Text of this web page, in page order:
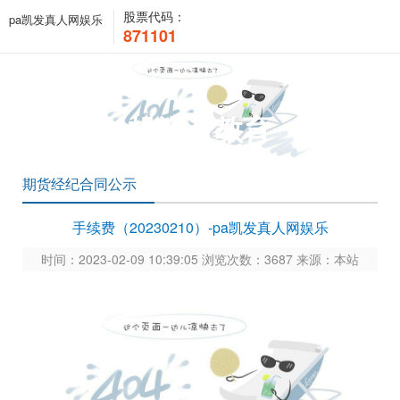
pa凯发真人网娱乐 股票代码：
871101
投资者教育
期货经纪合同公示
手续费（20230210）-pa凯发真人网娱乐
时间：2023-02-09 10:39:05 浏览次数：3687 来源：本站